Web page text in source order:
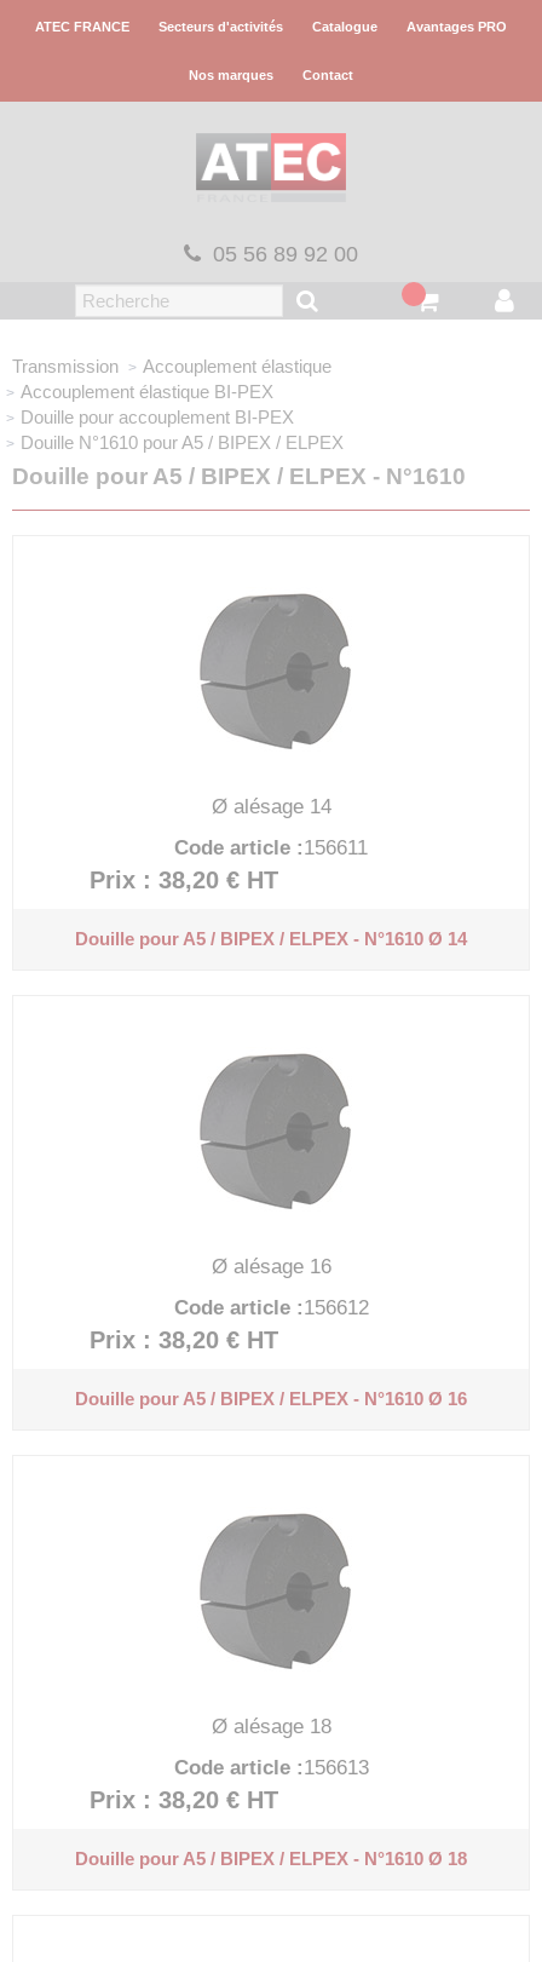
ATEC FRANCE Secteurs d'activités Catalogue Avantages PRO
Nos marques Contact
05 56 89 92 00
Transmission
Accouplement élastique
Accouplement élastique BI-PEX
Douille pour accouplement BI-PEX
Douille N°1610 pour A5 / BIPEX / ELPEX
Douille pour A5 / BIPEX / ELPEX - N°1610
Ø alésage 14
Code article :156611
Prix : 38,20 € HT
Douille pour A5 / BIPEX / ELPEX - N°1610 Ø 14
Ø alésage 16
Code article :156612
Prix : 38,20 € HT
Douille pour A5 / BIPEX / ELPEX - N°1610 Ø 16
Ø alésage 18
Code article :156613
Prix : 38,20 € HT
Douille pour A5 / BIPEX / ELPEX - N°1610 Ø 18